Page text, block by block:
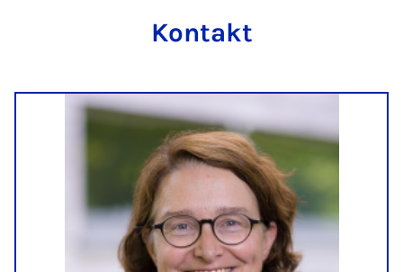
Kontakt